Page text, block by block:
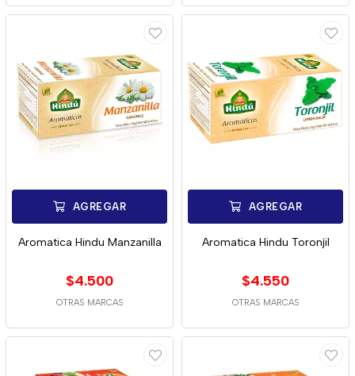
AGREGAR
Aromatica Hindu Manzanilla
$4.500
OTRAS MARCAS
AGREGAR
Aromatica Hindu Toronjil
$4.550
OTRAS MARCAS